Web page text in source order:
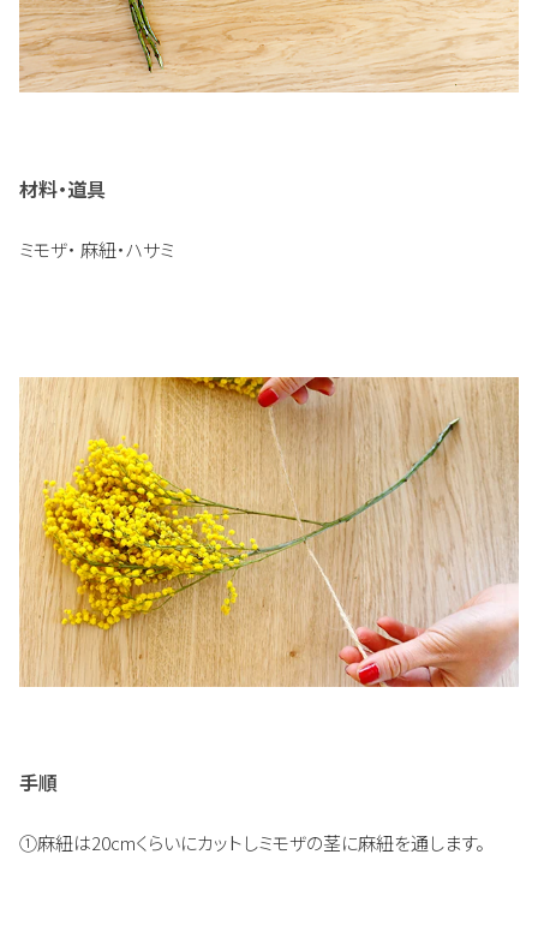
材料・道具
ミモザ・ 麻紐・ハサミ
手順
①麻紐は20cmくらいにカットしミモザの茎に麻紐を通します。